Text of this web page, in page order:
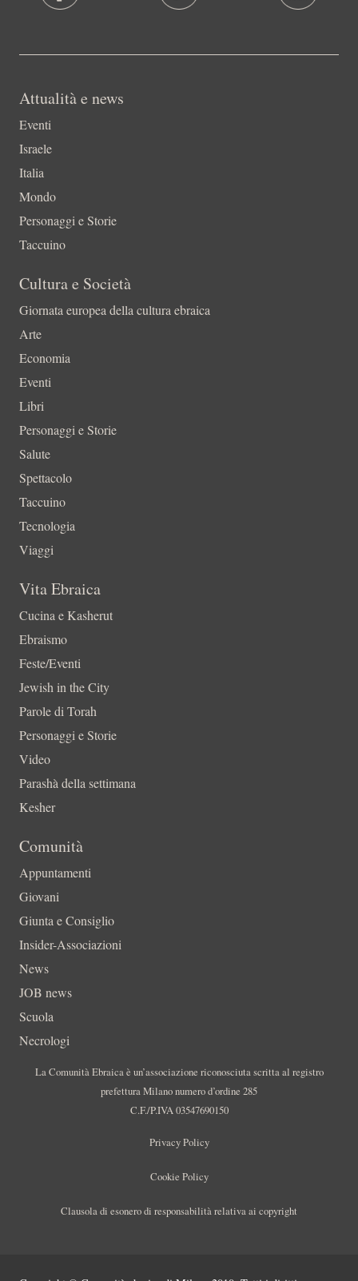
Attualità e news
Eventi
Israele
Italia
Mondo
Personaggi e Storie
Taccuino
Cultura e Società
Giornata europea della cultura ebraica
Arte
Economia
Eventi
Libri
Personaggi e Storie
Salute
Spettacolo
Taccuino
Tecnologia
Viaggi
Vita Ebraica
Cucina e Kasherut
Ebraismo
Feste/Eventi
Jewish in the City
Parole di Torah
Personaggi e Storie
Video
Parashà della settimana
Kesher
Comunità
Appuntamenti
Giovani
Giunta e Consiglio
Insider-Associazioni
News
JOB news
Scuola
Necrologi
La Comunità Ebraica è un’associazione riconosciuta scritta al registro
prefettura Milano numero d’ordine 285
C.F./P.IVA 03547690150
Privacy Policy
Cookie Policy
Clausola di esonero di responsabilità relativa ai copyright